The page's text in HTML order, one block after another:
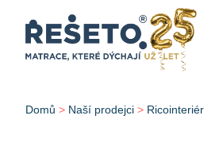
Domů > Naší prodejci > Ricointeriér